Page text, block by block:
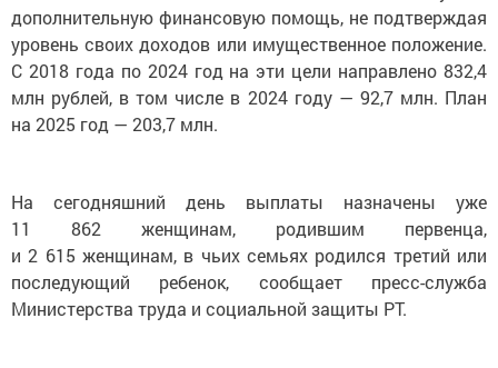
дополнительную финансовую помощь, не подтверждая
уровень своих доходов или имущественное положение.
С 2018 года по 2024 год на эти цели направлено 832,4
млн рублей, в том числе в 2024 году — 92,7 млн. План
на 2025 год — 203,7 млн.
На сегодняшний день выплаты назначены уже
11 862 женщинам, родившим первенца,
и 2 615 женщинам, в чьих семьях родился третий или
последующий ребенок, сообщает пресс-служба
Министерства труда и социальной защиты РТ.